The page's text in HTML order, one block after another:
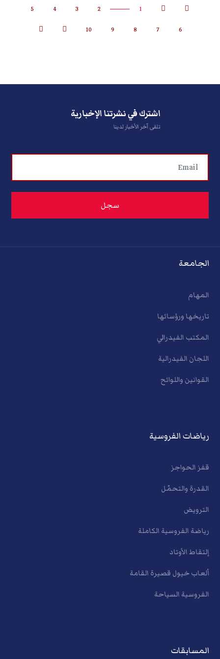
1
2
3
4
5
6
7
8
9
10
اشترك في نشرتنا الإخبارية
تلقى آخر الأخبار لدينا
الجامعة
المهام
تاريخها ورؤسائها
المكتب الفيدرالي
اللجان الفيدرالية
القوانين واللوائح
رياضات الفروسية
قفز الحواجز
القدرة والتحمّل
الترويض
رياضة الفروسية الكاملة
إلتقاط الأوتاد
ألعاب خيول قصيرة القامة
الفروسية السياحة
المسابقات